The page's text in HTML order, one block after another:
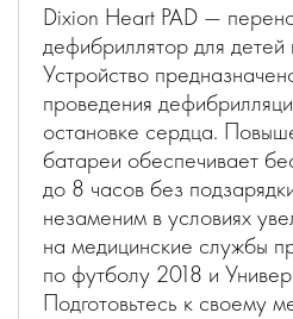
Dixion Heart PAD —
дефибриллятор для детей
Устройство
проведения
остановке сердца.
батареи обеспечивает
до 8 часов без
незаменим в условиях
на медицинские службы
по футболу 2018 и
Подготовьтесь к своему